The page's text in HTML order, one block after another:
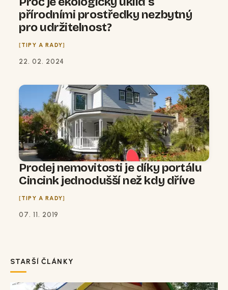
přírodními prostředky nezbytný
pro udržitelnost?
TIPY A RADY
22. 02. 2024
Prodej nemovitosti je díky portálu
Cincink jednodušší než kdy dříve
TIPY A RADY
07. 11. 2019
STARŠÍ ČLÁNKY